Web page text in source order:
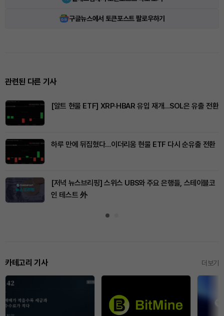
구글뉴스에서 토큰포스트 팔로우하기
관련된 다른 기사
[알트 현물 ETF] XRP·HBAR 유입 재개...SOL은 유출 전환
하루 만에 뒤집혔다…이더리움 현물 ETF 다시 순유출 전환
[저녁 뉴스브리핑] 스위스 UBS와 주요 은행들, 스테이블코
인 테스트 外
카테고리 기사 더보기